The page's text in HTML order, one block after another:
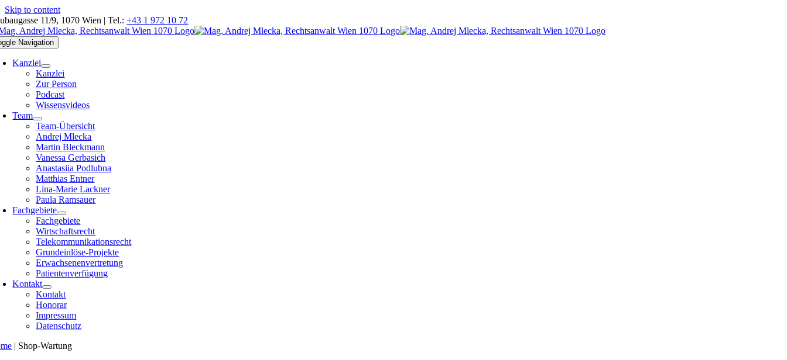
Skip to content
11/9, 1070 Wien | Tel.:+43 1 972 10 72
Navigation
Kanzlei
Kanzlei
Zur Person
Podcast
Wissensvideos
Team
Team-Übersicht
Andrej Mlecka
Martin Bleckmann
Vanessa Gerbasich
Anastasiia Podlubna
Matthias Entner
Lina-Marie Lackner
Paula Ramsauer
Fachgebiete
Fachgebiete
Wirtschaftsrecht
Telekommunikationsrecht
Grundeinlöse-Projekte
Erwachsenenvertretung
Patientenverfügung
Kontakt
Kontakt
Honorar
Impressum
Datenschutz
| Shop-Wartung